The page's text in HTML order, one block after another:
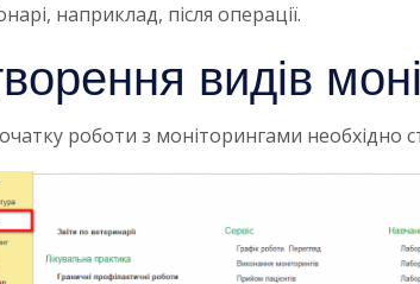
наприклад, після операції.
видів
роботи з моніторингами необхідно